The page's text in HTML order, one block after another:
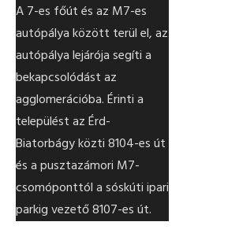
A 7-es főút és az M7-es
autópálya között terül el, az
autópálya lejárója segíti a
bekapcsolódást az
agglomerációba. Érinti a
települést az Érd-
Biatorbágy közti 8104-es út
és a pusztazámori M7-
csomóponttól a sóskúti ipari
parkig vezető 8107-es út.